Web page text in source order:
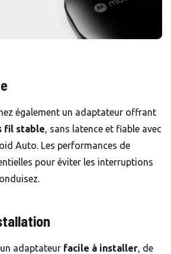
également un adaptateur offrant
fil stable, sans latence et fiable avec
Auto. Les performances de
pour éviter les interruptions
adaptateur facile à installer, de